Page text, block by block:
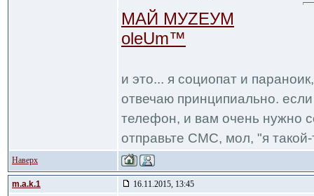
МАЙ МУZЕУМ
oleUm™
и это... я социопат и
отвечаю принципиально.
телефон, и вам очень нужно
отправьте СМС, мол, "я такой-
Наверх
m.a.k.1 16.11.2015, 13:45